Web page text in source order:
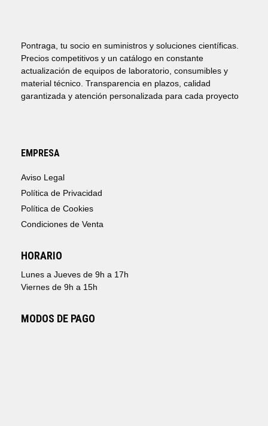
Pontraga, tu socio en suministros y soluciones científicas.
Precios competitivos y un catálogo en constante
actualización de equipos de laboratorio, consumibles y
material técnico. Transparencia en plazos, calidad
garantizada y atención personalizada para cada proyecto
EMPRESA
Aviso Legal
Política de Privacidad
Política de Cookies
Condiciones de Venta
HORARIO
Lunes a Jueves de 9h a 17h
Viernes de 9h a 15h
MODOS DE PAGO